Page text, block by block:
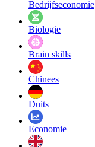
Bedrijfseconomie
Biologie
Brain skills
Chinees
Duits
Economie